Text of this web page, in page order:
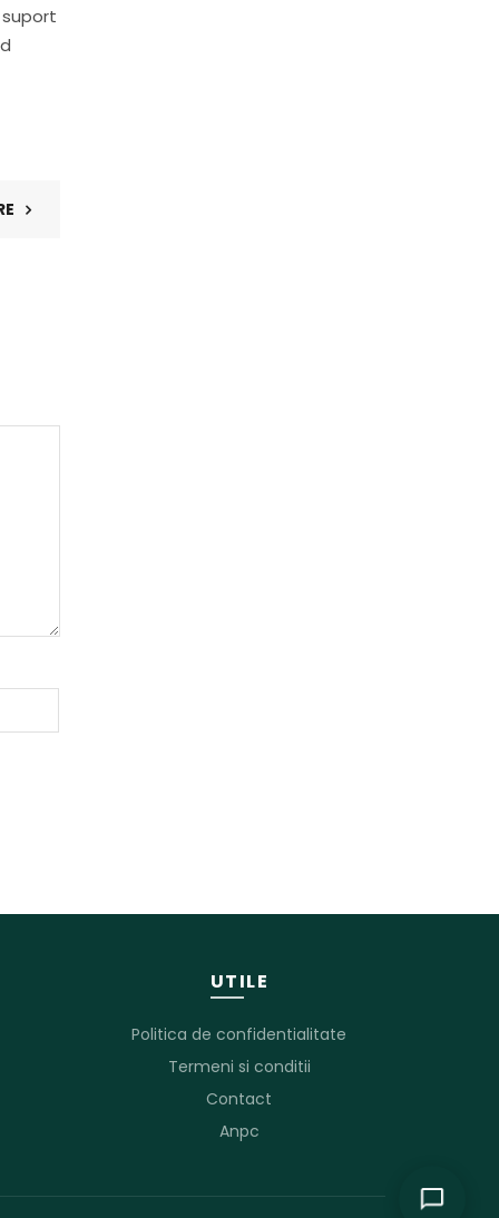
UTILE
Politica de confidentialitate
Termeni si conditii
Contact
Anpc